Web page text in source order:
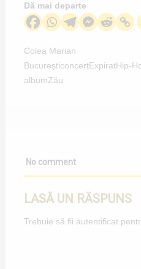
Dă mai departe
Colea Marian
BucureșticoncertExpiratHip-
albumZău
No comment
LASĂ UN RĂSPUNS
Trebuie să fii autentificat